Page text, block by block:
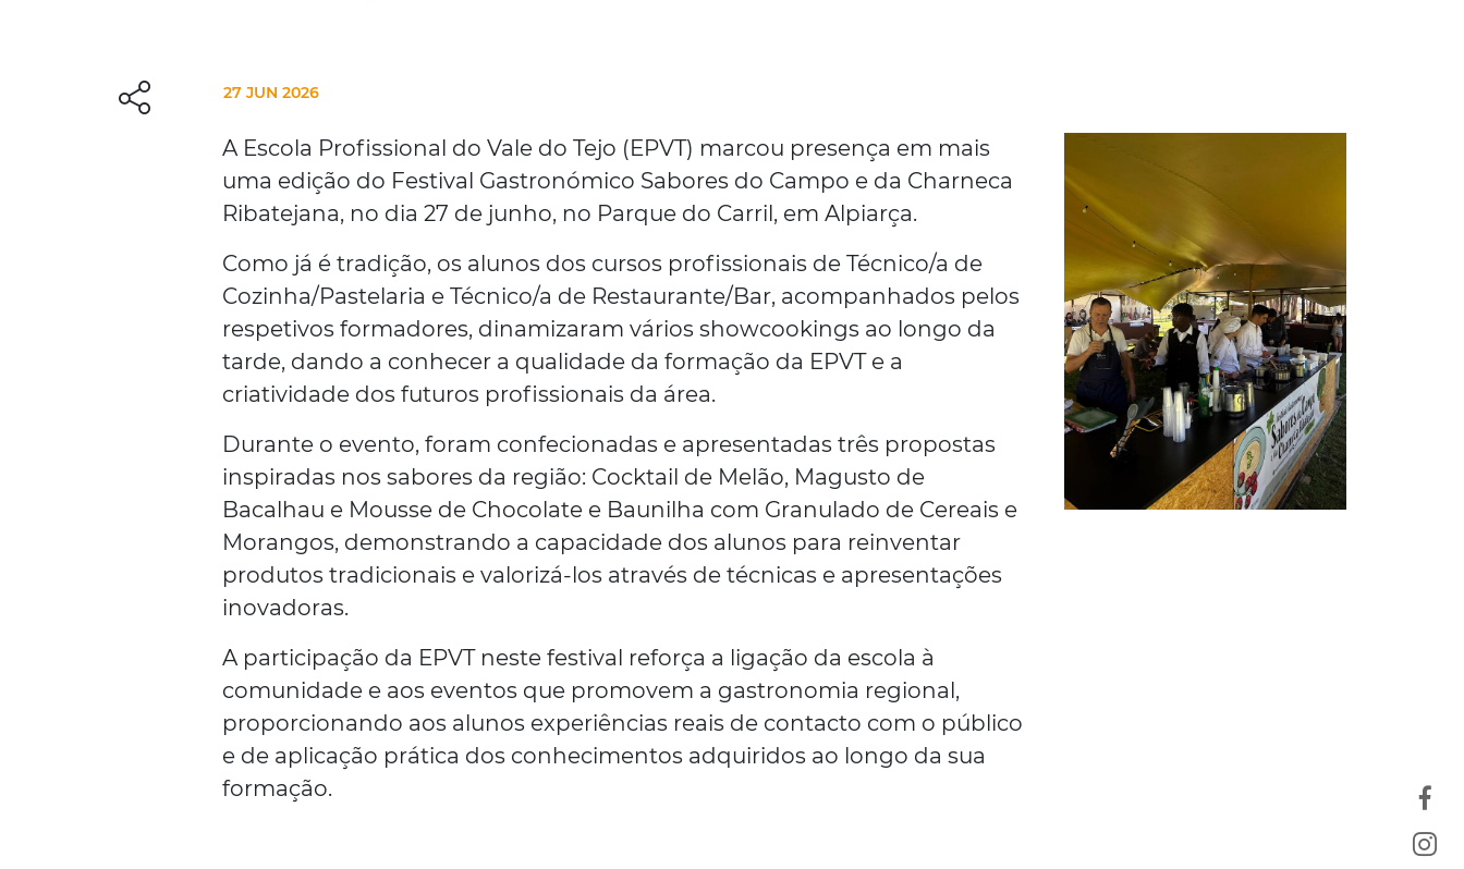
27 JUN 2026
A Escola Profissional do Vale do Tejo (EPVT) marcou presença em mais
uma edição do Festival Gastronómico Sabores do Campo e da Charneca
Ribatejana, no dia 27 de junho, no Parque do Carril, em Alpiarça.
Como já é tradição, os alunos dos cursos profissionais de Técnico/a de
Cozinha/Pastelaria e Técnico/a de Restaurante/Bar, acompanhados pelos
respetivos formadores, dinamizaram vários showcookings ao longo da
tarde, dando a conhecer a qualidade da formação da EPVT e a
criatividade dos futuros profissionais da área.
Durante o evento, foram confecionadas e apresentadas três propostas
inspiradas nos sabores da região: Cocktail de Melão, Magusto de
Bacalhau e Mousse de Chocolate e Baunilha com Granulado de Cereais e
Morangos, demonstrando a capacidade dos alunos para reinventar
produtos tradicionais e valorizá-los através de técnicas e apresentações
inovadoras.
A participação da EPVT neste festival reforça a ligação da escola à
comunidade e aos eventos que promovem a gastronomia regional,
proporcionando aos alunos experiências reais de contacto com o público
e de aplicação prática dos conhecimentos adquiridos ao longo da sua
formação.